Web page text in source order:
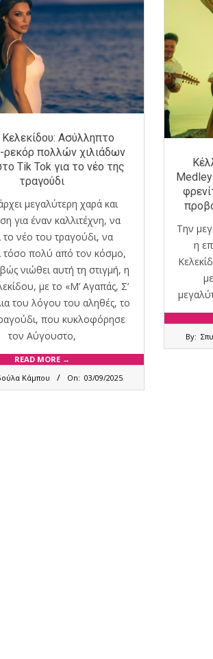
Ασύλληπτο
ρεκόρ πολλών χιλιάδων
Tik Tok για το νέο της
τραγούδι
μεγαλύτερη χαρά και
για έναν καλλιτέχνη, να
το νέο του τραγούδι, να
τόσο πολύ από τον κόσμο,
νιώθει αυτή τη στιγμή, η
με το «Μ’ Αγαπάς, Σ’
του λόγου του αληθές, το
που κυκλοφόρησε
τον Αύγουστο,
READ MORE →
Κάμπου On: 03/09/2025
Την
η
By: